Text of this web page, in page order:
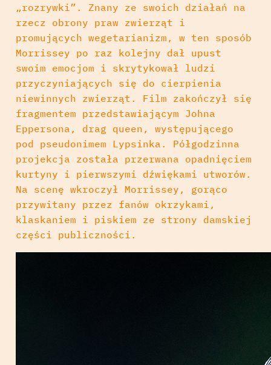
„rozrywki”. Znany ze swoich działań na
rzecz obrony praw zwierząt i
promujących wegetarianizm, w ten sposób
Morrissey po raz kolejny dał upust
swoim emocjom i skrytykował ludzi
przyczyniających się do cierpienia
niewinnych zwierząt. Film zakończył się
fragmentem przedstawiającym Johna
Eppersona, drag queen, występującego
pod pseudonimem Lypsinka. Półgodzinna
projekcja została przerwana opadnięciem
kurtyny i pierwszymi dźwiękami utworów.
Na scenę wkroczył Morrissey, gorąco
przywitany przez fanów okrzykami,
klaskaniem i piskiem ze strony damskiej
części publiczności.